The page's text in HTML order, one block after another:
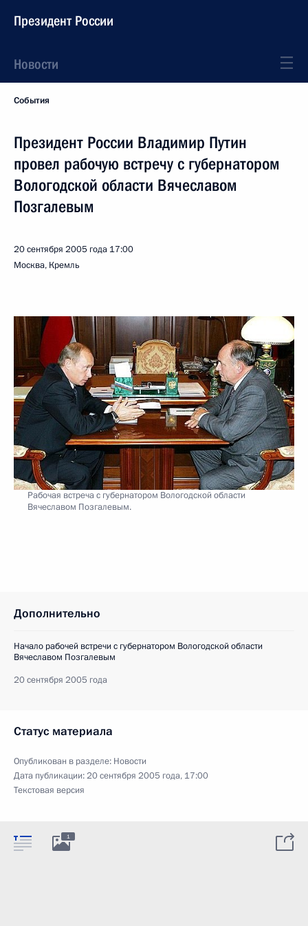
Президент России
Новости
События
Президент России Владимир Путин
провел рабочую встречу с губернатором
Вологодской области Вячеславом
Позгалевым
20 сентября 2005 года 17:00
Москва, Кремль
Рабочая встреча с губернатором Вологодской области
Вячеславом Позгалевым.
Дополнительно
Начало рабочей встречи с губернатором Вологодской области
Вячеславом Позгалевым
20 сентября 2005 года
Статус материала
Опубликован в разделе: Новости
Дата публикации:20 сентября 2005 года, 17:00
Текстовая версия
1